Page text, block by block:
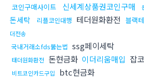
코인구매사이트 신세계상품권코인구매
돈세탁
리플코인대행 테더원화환전 블랙
더전송
국내거래소fds뚫는법 ssg페이세탁
태더원화환전 돈현금화 이더리움매입 잡
비트코인카드구입
btc현금화